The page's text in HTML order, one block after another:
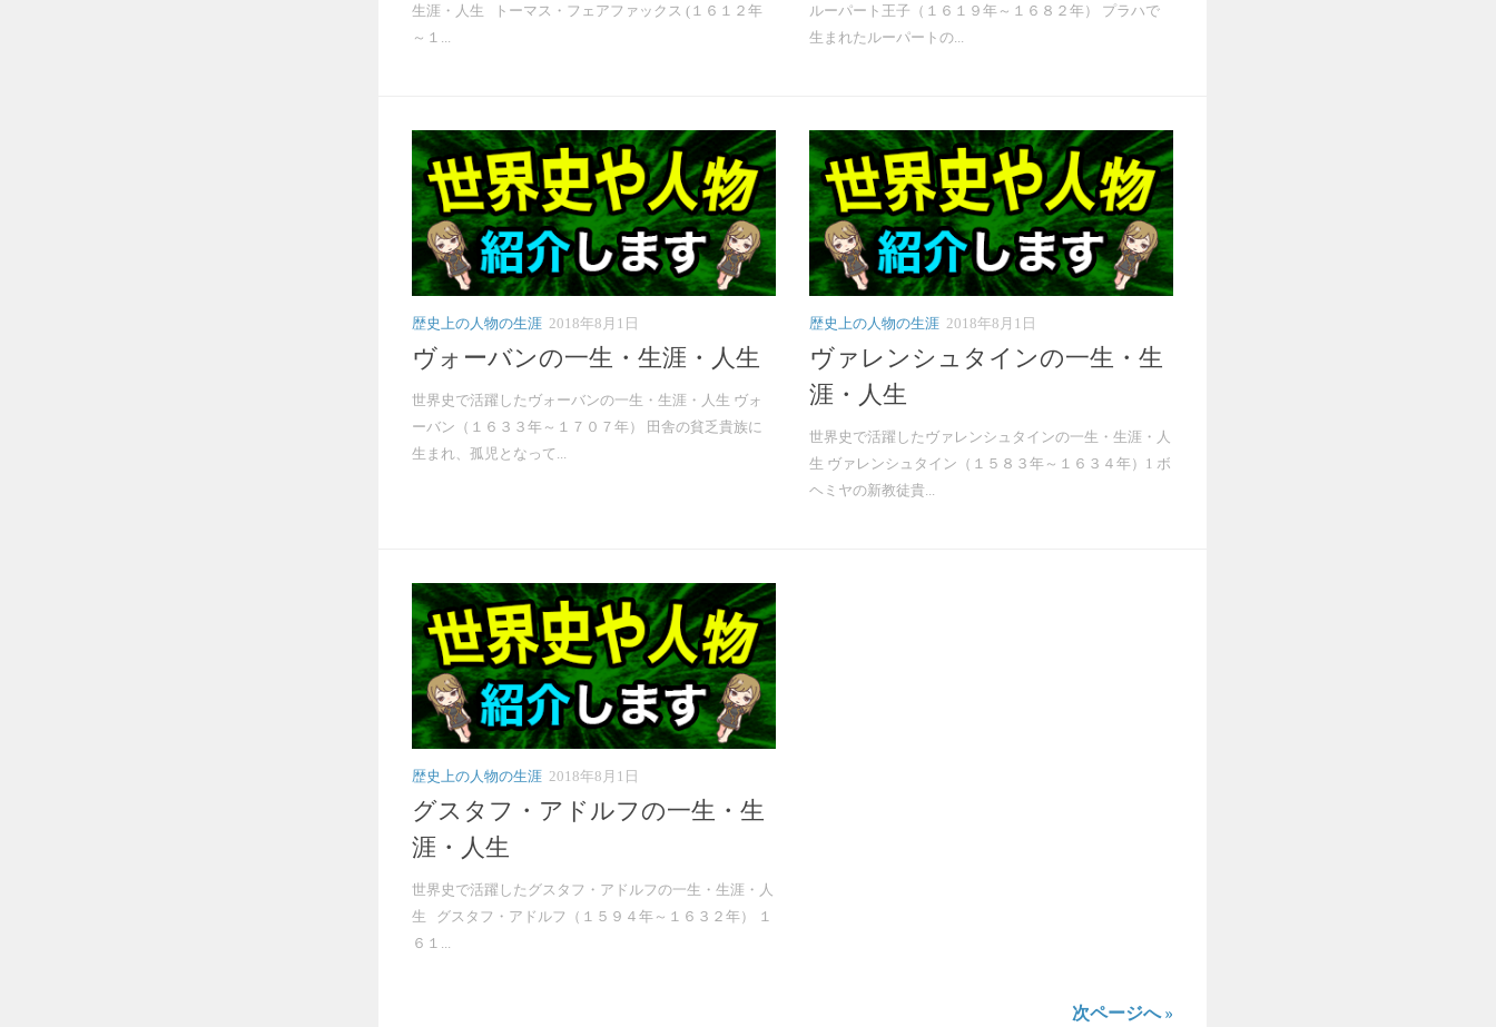
生涯・人生 トーマス・フェアファックス (１６１２年
～１...
ルーパート王子（１６１９年～１６８２年） プラハで
生まれたルーパートの...
歴史上の人物の生涯 2018年8月1日
ヴォーバンの一生・生涯・人生
世界史で活躍したヴォーバンの一生・生涯・人生 ヴォ
ーバン（１６３３年～１７０７年） 田舎の貧乏貴族に
生まれ、孤児となって...
歴史上の人物の生涯 2018年8月1日
ヴァレンシュタインの一生・生
涯・人生
世界史で活躍したヴァレンシュタインの一生・生涯・人
生 ヴァレンシュタイン（１５８３年～１６３４年）1 ボ
ヘミヤの新教徒貴...
歴史上の人物の生涯 2018年8月1日
グスタフ・アドルフの一生・生
涯・人生
世界史で活躍したグスタフ・アドルフの一生・生涯・人
生 グスタフ・アドルフ（１５９４年～１６３２年） １
６１...
次ページへ »